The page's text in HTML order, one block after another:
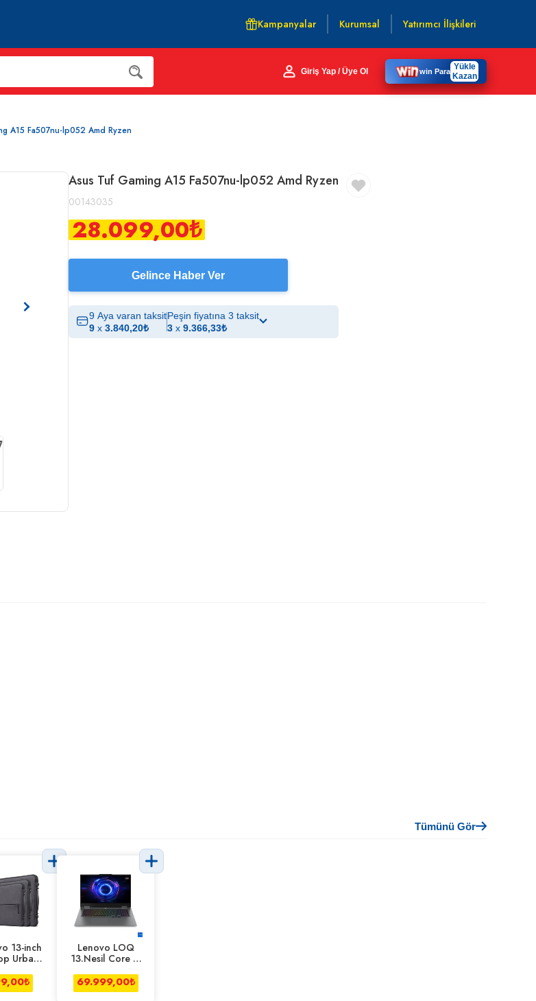
Kampanyalar Kurumsal Yatırımcı İlişkileri
Giriş Yap / Üye Ol win Para Yükle
Kazan
A15 Fa507nu-lp052 Amd Ryzen
Asus Tuf Gaming A15 Fa507nu-lp052 Amd Ryzen
00143035
28.099,00₺
Gelince Haber Ver
9 Aya varan taksit
9 x 3.840,20₺
Peşin fiyatına 3 taksit
3 x 9.366,33₺
Tümünü Gör
13-inch
Urban
₺
Lenovo LOQ
13.Nesil Core i7
RTX5060 8GB-
16GB-512GB
69.999,00₺